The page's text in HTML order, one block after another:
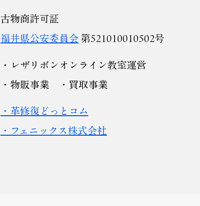
古物商許可証
福井県公安委員会 第521010010502号
・レザリボンオンライン教室運営
​・物販事業 ・買取事業
・革修復どっとコム
・フェニックス株式会社